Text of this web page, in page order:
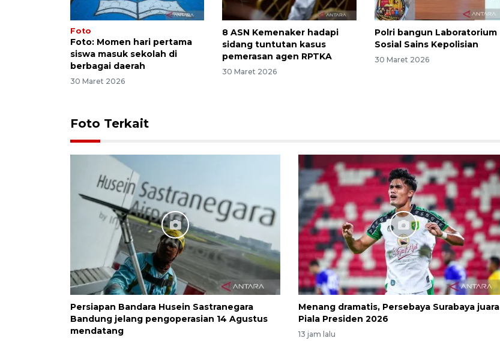
Foto
Foto: Momen hari pertama
siswa masuk sekolah di
berbagai daerah
30 Maret 2026
8 ASN Kemenaker hadapi
sidang tuntutan kasus
pemerasan agen RPTKA
30 Maret 2026
Polri bangun Laboratorium
Sosial Sains Kepolisian
30 Maret 2026
Foto Terkait
Persiapan Bandara Husein Sastranegara
Bandung jelang pengoperasian 14 Agustus
mendatang
Menang dramatis, Persebaya Surabaya juara
Piala Presiden 2026
13 jam lalu